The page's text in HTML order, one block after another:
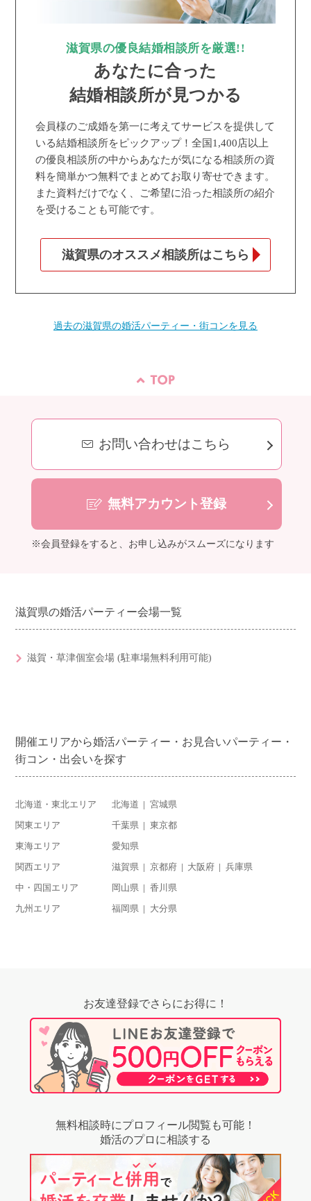
滋賀県の優良結婚相談所を厳選!!
あなたに合った
結婚相談所が見つかる
会員様のご成婚を第一に考えてサービスを提供して
いる結婚相談所をピックアップ！全国1,400店以上
の優良相談所の中からあなたが気になる相談所の資
料を簡単かつ無料でまとめてお取り寄せできます。
また資料だけでなく、ご希望に沿った相談所の紹介
を受けることも可能です。
滋賀県のオススメ相談所はこちら
過去の滋賀県の婚活パーティー・街コンを見る
お問い合わせはこちら
無料アカウント登録
※会員登録をすると、お申し込みがスムーズになります
滋賀県の婚活パーティー会場一覧
滋賀・草津個室会場 (駐車場無料利用可能)
開催エリアから婚活パーティー・お見合いパーティー・
街コン・出会いを探す
北海道・東北エリア 北海道 宮城県
関東エリア 千葉県 東京都
東海エリア 愛知県
関西エリア 滋賀県 京都府 大阪府 兵庫県
中・四国エリア 岡山県 香川県
九州エリア 福岡県 大分県
お友達登録でさらにお得に！
無料相談時にプロフィール閲覧も可能！
婚活のプロに相談する